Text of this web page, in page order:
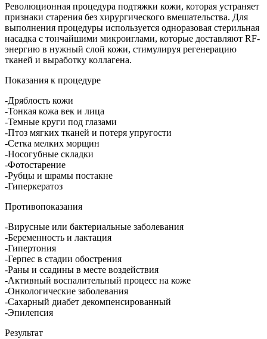
Революционная процедура подтяжки кожи, которая устраняет
признаки старения без хирургического вмешательства. Для
выполнения процедуры используется одноразовая стерильная
насадка с тончайшими микроиглами, которые доставляют RF-
энергию в нужный слой кожи, стимулируя регенерацию
тканей и выработку коллагена.
Показания к процедуре
-Дряблость кожи
-Тонкая кожа век и лица
-Темные круги под глазами
-Птоз мягких тканей и потеря упругости
-Сетка мелких морщин
-Носогубные складки
-Фотостарение
-Рубцы и шрамы постакне
-Гиперкератоз
Противопоказания
-Вирусные или бактериальные заболевания
-Беременность и лактация
-Гипертония
-Герпес в стадии обострения
-Раны и ссадины в месте воздействия
-Активный воспалительный процесс на коже
-Онкологические заболевания
-Сахарный диабет декомпенсированный
-Эпилепсия
Результат